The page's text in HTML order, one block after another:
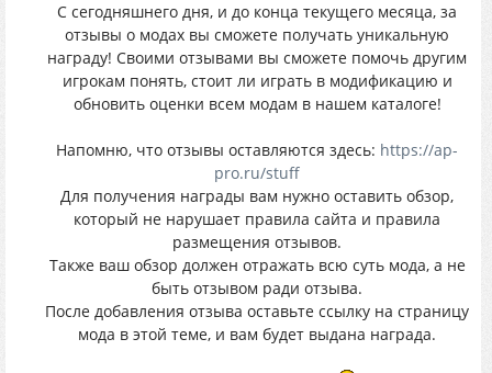
С сегодняшнего дня, и до конца текущего месяца, за
отзывы о модах вы сможете получать уникальную
награду! Своими отзывами вы сможете помочь другим
игрокам понять, стоит ли играть в модификацию и
обновить оценки всем модам в нашем каталоге!
Напомню, что отзывы оставляются здесь: https://ap-
pro.ru/stuff
Для получения награды вам нужно оставить обзор,
который не нарушает правила сайта и правила
размещения отзывов.
Также ваш обзор должен отражать всю суть мода, а не
быть отзывом ради отзыва.
После добавления отзыва оставьте ссылку на страницу
мода в этой теме, и вам будет выдана награда.